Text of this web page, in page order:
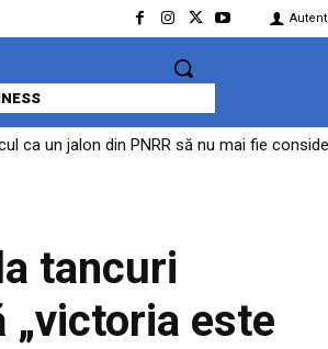
un jalon din PNRR să nu mai fie considerat
în dosarul privind acțiuni împotriva
tancuri
„victoria este